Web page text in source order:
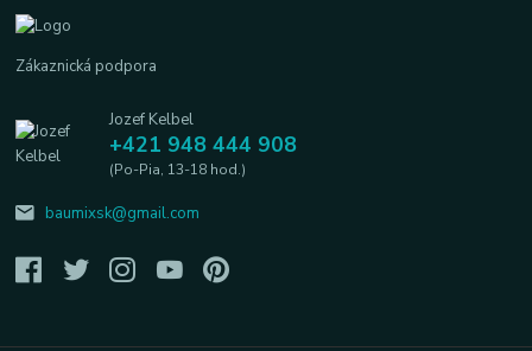
Zákaznická podpora
Jozef Kelbel
+421 948 444 908
(Po-Pia, 13-18 hod.)
baumixsk@gmail.com